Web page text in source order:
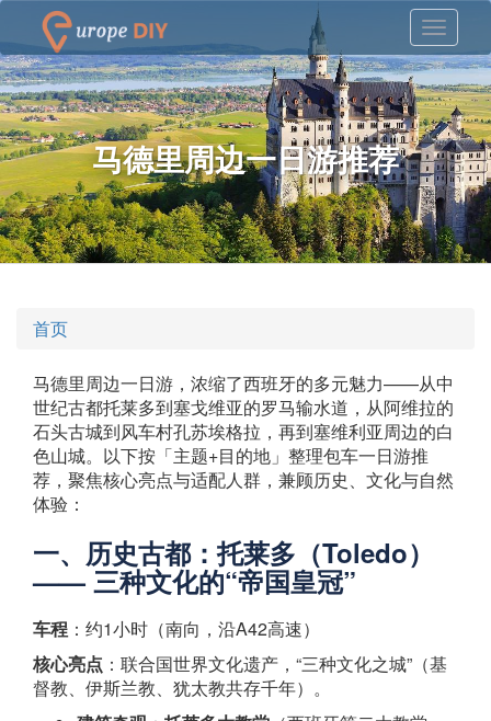
马德里周边一日游推荐
首页
马德里周边一日游，浓缩了西班牙的多元魅力——从中
世纪古都托莱多到塞戈维亚的罗马输水道，从阿维拉的
石头古城到风车村孔苏埃格拉，再到塞维利亚周边的白
色山城。以下按「主题+目的地」整理包车一日游推
荐，聚焦核心亮点与适配人群，兼顾历史、文化与自然
体验：
一、历史古都：托莱多（Toledo）
—— 三种文化的“帝国皇冠”
车程 ：约1小时（南向，沿A42高速）
核心亮点 ：联合国世界文化遗产，“三种文化之城”（基
督教、伊斯兰教、犹太教共存千年）。